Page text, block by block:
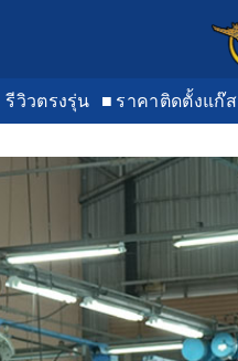
รีวิวตรงรุ่น ■ ราคาติดตั้งแก๊ส